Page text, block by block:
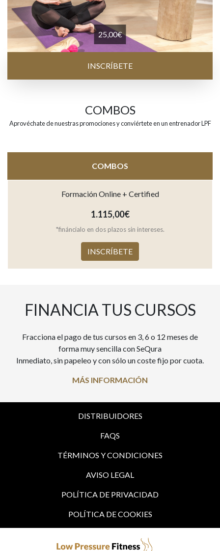
25,00€
INSCRÍBETE
COMBOS
Aprovéchate de nuestras promociones y conviértete en un entrenador LPF
COMBOS
Formación Online + Certified
1.115,00€
*fináncialo en dos plazos sin intereses.
INSCRÍBETE
FINANCIA TUS CURSOS
Fracciona el pago de tus cursos en 3, 6 o 12 meses de
forma muy sencilla con SeQura
Inmediato, sin papeleo y con sólo un coste fijo por cuota.
MÁS INFORMACIÓN
DISTRIBUIDORES
FAQS
TÉRMINOS Y CONDICIONES
AVISO LEGAL
POLÍTICA DE PRIVACIDAD
POLÍTICA DE COOKIES